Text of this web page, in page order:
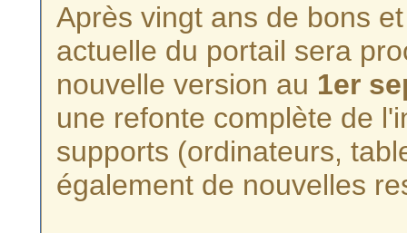
Après vingt ans de bons
actuelle du portail sera
nouvelle version au 1er
une refonte complète de
supports (ordinateurs,
également de nouvelles